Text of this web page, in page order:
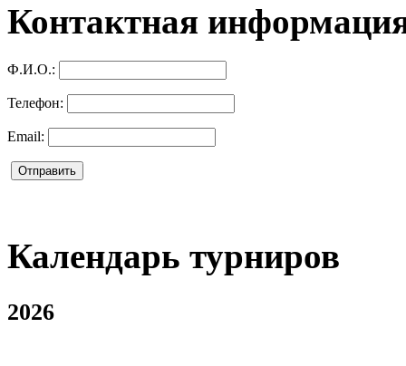
Контактная
Ф.И.О.:
Телефон:
Email:
Календарь турниров
2026